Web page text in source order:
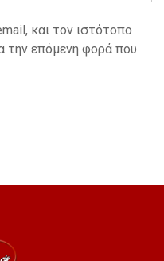
και τον ιστότοπο
την επόμενη φορά που